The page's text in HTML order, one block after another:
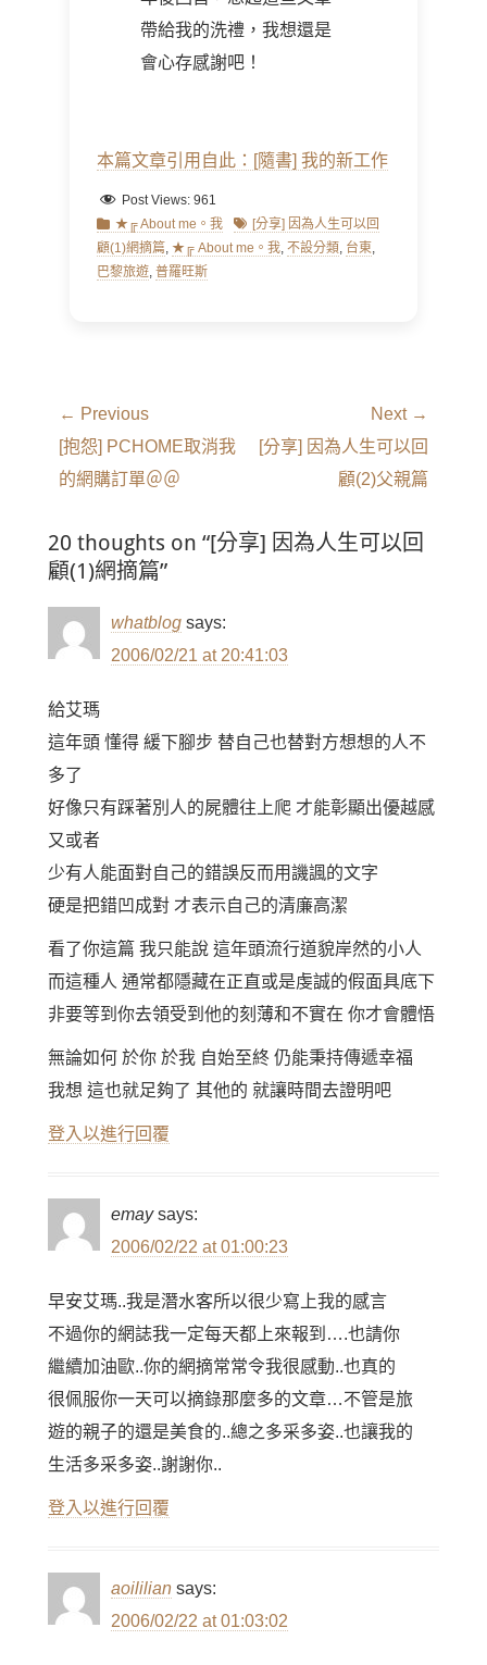
帶給我的洗禮，我想還是
會心存感謝吧！
本篇文章引用自此：[隨書] 我的新工作
Post Views: 961
Categories
★╔ About me。我 Tags[分享] 因為人生可以回
顧(1)網摘篇, ★╔ About me。我, 不設分類, 台東,
巴黎旅遊, 普羅旺斯
文
章
導
覽
← Previous
Previous
post:
[抱怨] PCHOME取消我
的網購訂單＠＠
Next →
Next
[分享] 因為人生可以回
顧(2)父親篇
20 thoughts on “[分享] 因為人生可以回
顧(1)網摘篇”
whatblog says:
2006/02/21 at 20:41:03
給艾瑪
這年頭 懂得 緩下腳步 替自己也替對方想想的人不
多了
好像只有踩著別人的屍體往上爬 才能彰顯出優越感
又或者
少有人能面對自己的錯誤反而用譏諷的文字
硬是把錯凹成對 才表示自己的清廉高潔
看了你這篇 我只能說 這年頭流行道貌岸然的小人
而這種人 通常都隱藏在正直或是虔誠的假面具底下
非要等到你去領受到他的刻薄和不實在 你才會體悟
無論如何 於你 於我 自始至終 仍能秉持傳遞幸福
我想 這也就足夠了 其他的 就讓時間去證明吧
登入以進行回覆
emay says:
2006/02/22 at 01:00:23
早安艾瑪..我是潛水客所以很少寫上我的感言
不過你的網誌我一定每天都上來報到….也請你
繼續加油歐..你的網摘常常令我很感動..也真的
很佩服你一天可以摘錄那麼多的文章…不管是旅
遊的親子的還是美食的..總之多采多姿..也讓我的
生活多采多姿..謝謝你..
登入以進行回覆
aoililian says:
2006/02/22 at 01:03:02